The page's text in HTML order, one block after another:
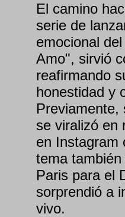
El camino
serie de
emocional
Amo", sirvió
reafirmando
honestidad y
Previamente,
se viralizó en
en Instagram
tema
Paris para el
sorprendió a
vivo.